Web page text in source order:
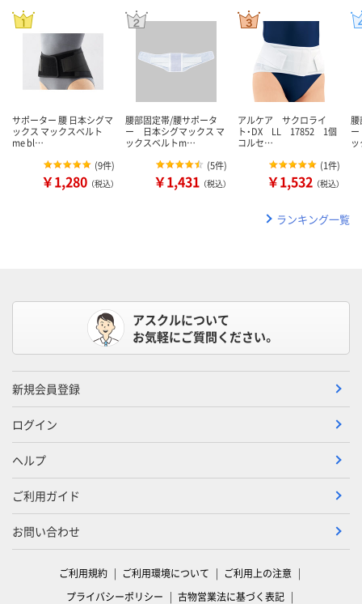
サポーター 腰 日本シグマ
ックス マックスベルト
me bl…
(9件)
￥1,280 （税込）
腰部固定帯/腰サポータ
ー 日本シグマックス マ
ックスベルトm…
(5件)
￥1,431 （税込）
アルケア サクロライ
ト・DX LL 17852 1個
コルセ…
(1件)
￥1,532 （税込）
腰
ランキング一覧
アスクルについて
お気軽にご質問ください。
新規会員登録
ログイン
ヘルプ
ご利用ガイド
お問い合わせ
ご利用規約 ご利用環境について
ご利用上の注意
プライバシーポリシー
古物営業法に基づく表記